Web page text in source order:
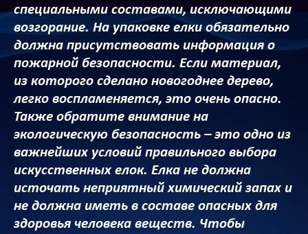
специальными составами, исключающими
возгорание. На упаковке елки обязательно
должна присутствовать информация о
пожарной безопасности. Если материал,
из которого сделано новогоднее дерево,
легко воспламеняется, это очень опасно.
Также обратите внимание на
экологическую безопасность – это одно из
важнейших условий правильного выбора
искусственных елок. Елка не должна
источать неприятный химический запах и
не должна иметь в составе опасных для
здоровья человека веществ. Чтобы